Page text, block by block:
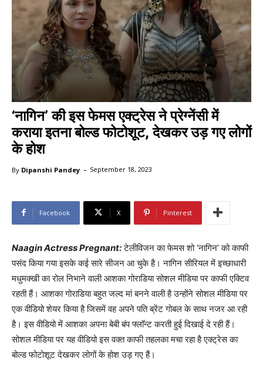
‘नागिन’ की इस फेमस एक्ट्रेस ने प्रेग्नेंसी में
कराया इतना बोल्ड फोटोशूट, देखकर उड़ गए लोगों
के होश
By Dipanshi Pandey - September 18, 2023
Facebook X Pinterest
Naagin Actress Pregnant: टेलीविजन का फेमस शो ‘नागिन’ को काफी
पसंद किया गया इसके कई सारे सीजन आ चुके है। नागिन सीरियल में इच्छाधारी
मधुमक्खी का रोल निभाने वाली आशका गोराडिया सोशल मीडिया पर काफी एक्टिव
रहती हैं। आशका गोराडिया बहुत जल्द मां बनने वाली है उन्होंने सोशल मीडिया पर
एक वीडियो शेयर किया है जिसमें वह अपने पति ब्रेंट गोबल के साथ नजर आ रही
है। इस वीडियो में आशका अपना बेबी बंप फ्लाॅन्ट करती हुई दिखाई दे रही हैं।
सोशल मीडिया पर यह वीडियो इस वक्त काफी तहलका मचा रहा है एक्ट्रेस का
बोल्ड फोटोशूट देखकर लोगों के होश उड़ गए हैं।